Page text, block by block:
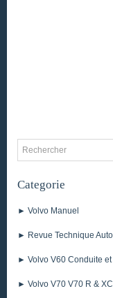
Categorie
► Volvo Manuel
► Revue Technique
► Volvo V60 Conduite et
► Volvo V70 V70 R &